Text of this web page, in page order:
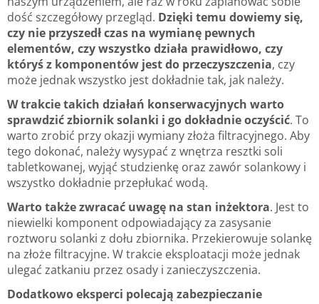
dość szczegółowy przegląd. Dzięki temu dowiemy się,
czy nie przyszedł czas na wymianę pewnych
elementów, czy wszystko działa prawidłowo, czy
któryś z komponentów jest do przeczyszczenia, czy
może jednak wszystko jest dokładnie tak, jak należy.
W trakcie takich działań konserwacyjnych warto
sprawdzić zbiornik solanki i go dokładnie oczyścić. To
warto zrobić przy okazji wymiany złoża filtracyjnego. Aby
tego dokonać, należy wysypać z wnętrza resztki soli
tabletkowanej, wyjąć studzienkę oraz zawór solankowy i
wszystko dokładnie przepłukać wodą.
Warto także zwracać uwagę na stan inżektora. Jest to
niewielki komponent odpowiadający za zasysanie
roztworu solanki z dołu zbiornika. Przekierowuje solankę
na złoże filtracyjne. W trakcie eksploatacji może jednak
ulegać zatkaniu przez osady i zanieczyszczenia.
Dodatkowo eksperci polecają zabezpieczanie